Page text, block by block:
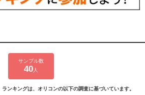
サンプル数
40 人
ンキングは、オリコンの以下の調査に基づいています。